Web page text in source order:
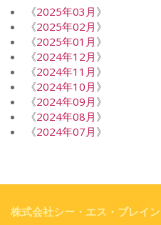
《2025年03月 》
《2025年02月 》
《2025年01月 》
《2024年12月 》
《2024年11月 》
《2024年10月 》
《2024年09月 》
《2024年08月 》
《2024年07月 》
株式会社シー・エス・ブレイン